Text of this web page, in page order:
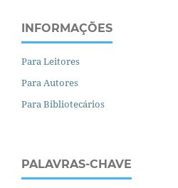
INFORMAÇÕES
Para Leitores
Para Autores
Para Bibliotecários
PALAVRAS-CHAVE